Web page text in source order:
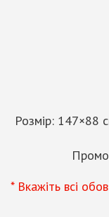
Розмір: 147×88
* Вкажіть всі